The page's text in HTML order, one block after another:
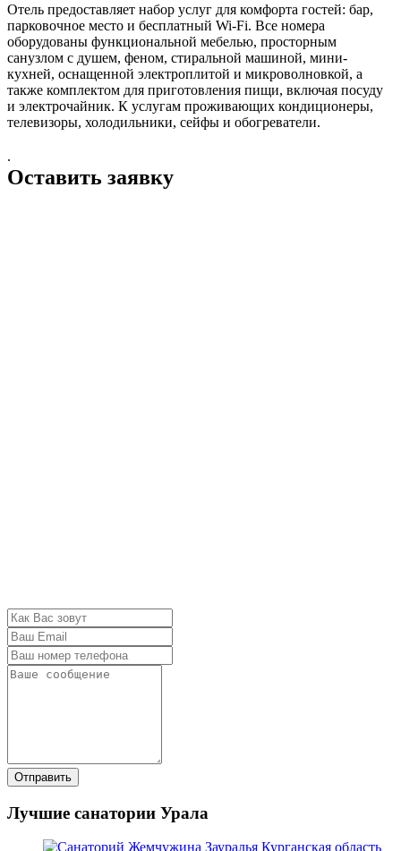
Отель предоставляет набор услуг для комфорта гостей: бар,
парковочное место и бесплатный Wi-Fi. Все номера
оборудованы функциональной мебелью, просторным
санузлом с душем, феном, стиральной машиной, мини-
кухней, оснащенной электроплитой и микроволновкой, а
также комплектом для приготовления пищи, включая посуду
и электрочайник. К услугам проживающих кондиционеры,
телевизоры, холодильники, сейфы и обогреватели.
.
Оставить заявку
Отправить
Лучшие санатории Урала